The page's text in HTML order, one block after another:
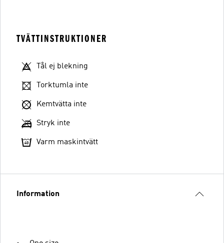
TVÄTTINSTRUKTIONER
Tål ej blekning
Torktumla inte
Kemtvätta inte
Stryk inte
Varm maskintvätt
Information